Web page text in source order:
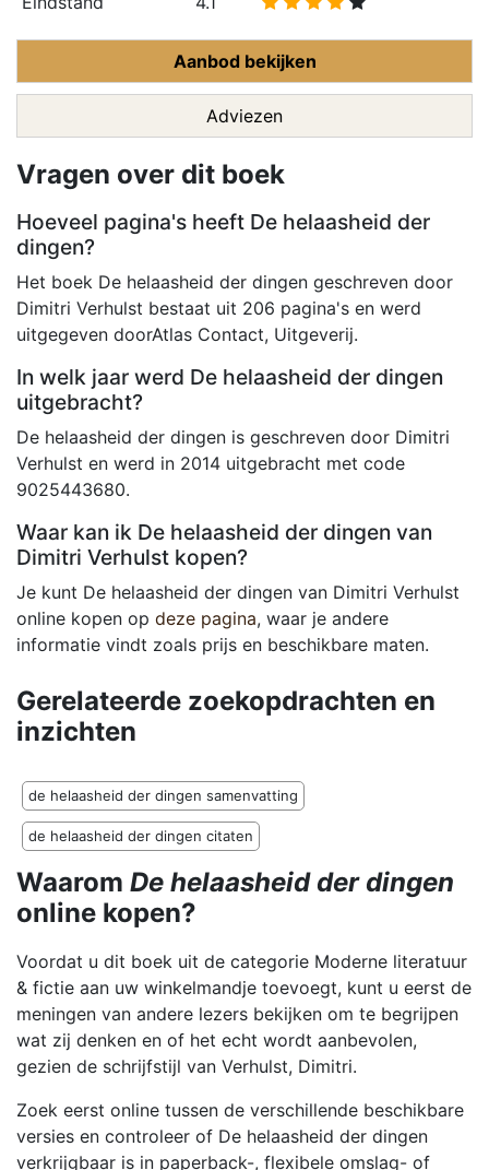
Aanbod bekijken
Adviezen
Vragen over dit boek
Hoeveel pagina's heeft De helaasheid der
dingen?
Het boek De helaasheid der dingen geschreven door
Dimitri Verhulst bestaat uit 206 pagina's en werd
uitgegeven doorAtlas Contact, Uitgeverij.
In welk jaar werd De helaasheid der dingen
uitgebracht?
De helaasheid der dingen is geschreven door Dimitri
Verhulst en werd in 2014 uitgebracht met code
9025443680.
Waar kan ik De helaasheid der dingen van
Dimitri Verhulst kopen?
Je kunt De helaasheid der dingen van Dimitri Verhulst
online kopen op deze pagina, waar je andere
informatie vindt zoals prijs en beschikbare maten.
Gerelateerde zoekopdrachten en
inzichten
de helaasheid der dingen samenvatting
de helaasheid der dingen citaten
Waarom De helaasheid der dingen
online kopen?
Voordat u dit boek uit de categorie Moderne literatuur
& fictie aan uw winkelmandje toevoegt, kunt u eerst de
meningen van andere lezers bekijken om te begrijpen
wat zij denken en of het echt wordt aanbevolen,
gezien de schrijfstijl van Verhulst, Dimitri.
Zoek eerst online tussen de verschillende beschikbare
versies en controleer of De helaasheid der dingen
verkrijgbaar is in paperback-, flexibele omslag- of